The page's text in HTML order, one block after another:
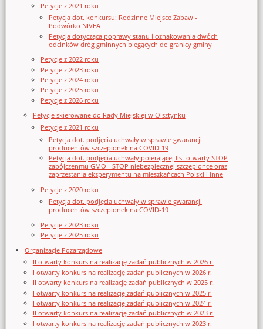
Petycje z 2021 roku
Petycja dot. konkursu: Rodzinne Miejsce Zabaw -
Podwórko NIVEA
Petycja dotycząca poprawy stanu i oznakowania dwóch
odcinków dróg gminnych biegących do granicy gminy
Petycje z 2022 roku
Petycje z 2023 roku
Petycje z 2024 roku
Petycje z 2025 roku
Petycje z 2026 roku
Petycje skierowane do Rady Miejskiej w Olsztynku
Petycje z 2021 roku
Petycja dot. podjęcia uchwały w sprawie gwarancji
producentów szczepionek na COVID-19
Petycja dot. podjęcia uchwały poierającej list otwarty STOP
zabójczenmu GMO - STOP niebezpiecznej szczepionce oraz
zaprzestania eksperymentu na mieszkańcach Polski i inne
Petycje z 2020 roku
Petycja dot. podjęcia uchwały w sprawie gwarancji
producentów szczepionek na COVID-19
Petycje z 2023 roku
Petycje z 2025 roku
Organizacje Pozarządowe
II otwarty konkurs na realizację zadań publicznych w 2026 r.
I otwarty konkurs na realizację zadań publicznych w 2026 r.
II otwarty konkurs na realizację zadań publicznych w 2025 r.
I otwarty konkurs na realizację zadań publicznych w 2025 r.
I otwarty konkurs na realizację zadań publicznych w 2024 r.
II otwarty konkurs na realizację zadań publicznych w 2023 r.
I otwarty konkurs na realizację zadań publicznych w 2023 r.